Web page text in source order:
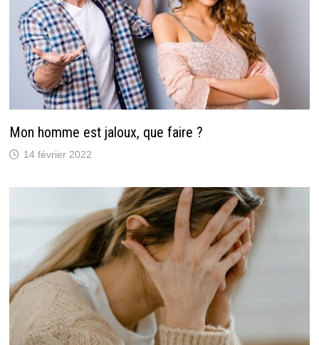
Mon homme est jaloux, que faire ?
14 février 2022